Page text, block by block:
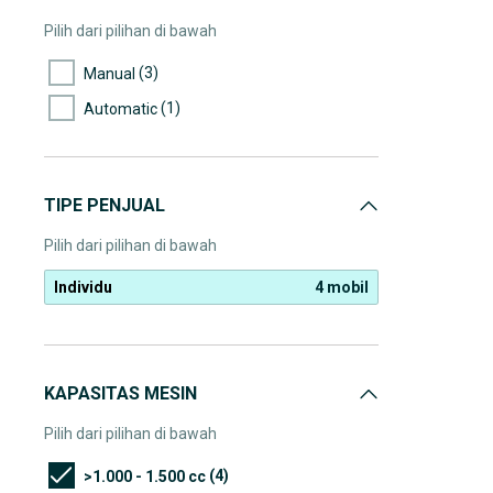
Pilih dari pilihan di bawah
Manual (3)
Automatic(1)
TIPE PENJUAL
Pilih dari pilihan di bawah
Individu 4 mobil
KAPASITAS MESIN
Pilih dari pilihan di bawah
>1.000 - 1.500 cc (4)